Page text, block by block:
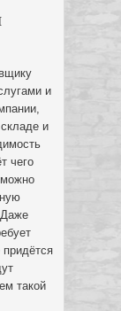
и
и
чего
придётся
такой